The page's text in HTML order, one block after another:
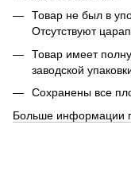
Товар не был в
Отсутствуют
Товар имеет
заводской
Сохранены все
Больше информации